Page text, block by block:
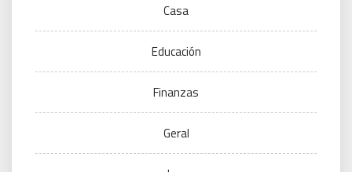
Casa
Educación
Finanzas
Geral